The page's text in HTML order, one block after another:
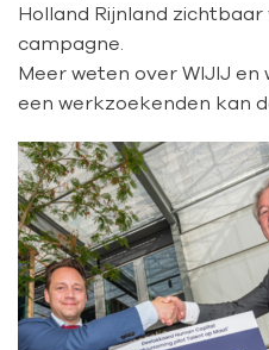
Holland Rijnland
campagne.
Meer weten over WIJIJ
een werkzoekenden kan